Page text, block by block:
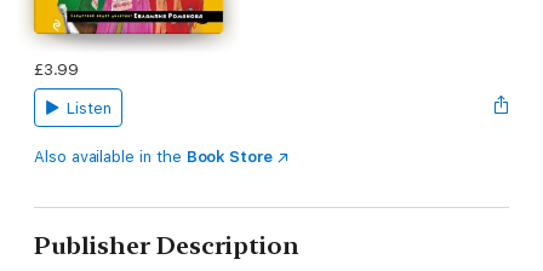
£3.99
Listen
Also available in the Book Store
Publisher Description